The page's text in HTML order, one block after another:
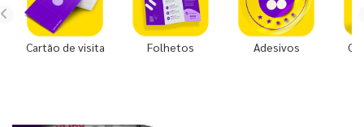
Cartão de visita Folhetos Adesivos